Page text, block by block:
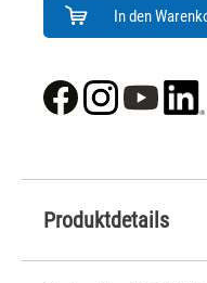
In den
Produktdetails